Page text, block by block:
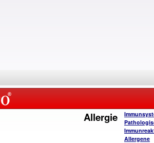
Allergie
Allergene